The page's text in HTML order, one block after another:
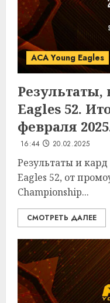
ACA Young Eagles
Результаты,
Eagles 52.
февраля
16:44 20.02.2025
Результаты и кард
Eagles 52, от
Championship...
СМОТРЕТЬ ДАЛЕЕ